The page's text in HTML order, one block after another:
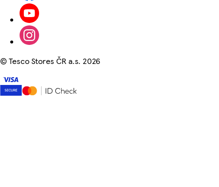
©Tesco Stores ČR a.s. 2026